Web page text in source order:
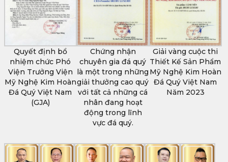
Quyết định bổ
nhiệm chức Phó
Viện Trưởng Viện
Mỹ Nghệ Kim Hoàn
Đá Quý Việt Nam
(GJA)
Chứng nhận
chuyên gia đá quý
là một trong những
giải thưởng cao quý
với tất cả những cá
nhân đang hoạt
động trong lĩnh
vực đá quý.
Giải vàng cuộc thi
Thiết Kế Sản Phẩm
Mỹ Nghệ Kim Hoàn
Đá Quý Việt Nam
Năm 2023